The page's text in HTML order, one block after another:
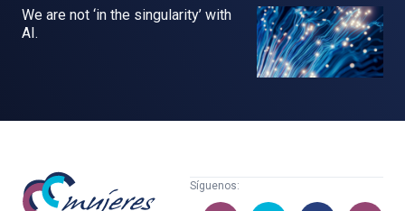
We are not ‘in the singularity’ with
AI.
Mujeres
con
Síguenos: